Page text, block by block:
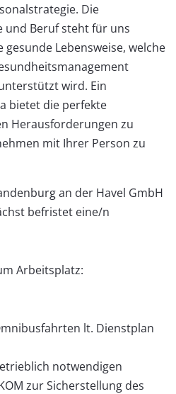
Die
und Beruf steht für uns
gesunde Lebensweise, welche
wird. Ein
bietet die perfekte
Herausforderungen zu
mit Ihrer Person zu
an der Havel GmbH
befristet eine/n
Arbeitsplatz:
lt. Dienstplan
notwendigen
zur Sicherstellung des